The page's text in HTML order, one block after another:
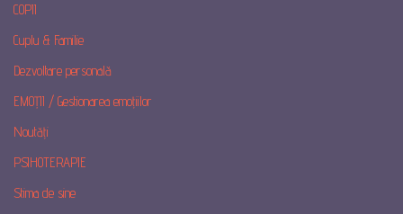
COPII
Cuplu & Familie
Dezvoltare personală
EMOȚII / Gestionarea emoțiilor
Noutăți
PSIHOTERAPIE
Stima de sine